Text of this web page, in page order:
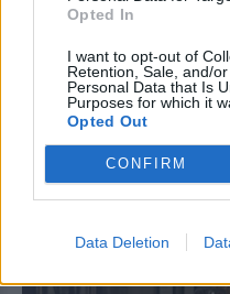
Opted In
I want to opt-out of
Retention, Sale, and/
Personal Data that Is
Purposes for which it
Opted Out
CONFIRM
Data Deletion
το
of
από